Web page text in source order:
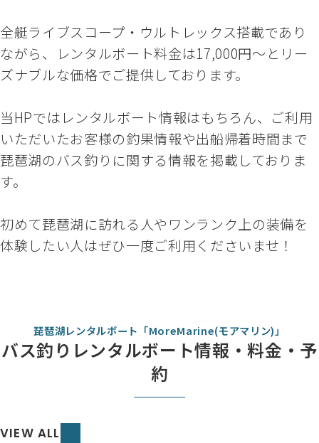
全艇ライブスコープ・ウルトレックス搭載であり
ながら、レンタルボート料金は17,000円～とリー
ズナブルな価格でご提供しております。
当HPではレンタルボート情報はもちろん、ご利用
いただいたお客様の釣果情報や出船帰着時間まで
琵琶湖のバス釣りに関する情報を掲載しておりま
す。
初めて琵琶湖に訪れる人やワンランク上の装備を
体験したい人はぜひ一度ご利用くださいませ！
琵琶湖レンタルボート「MoreMarine(モアマリン)」
バス釣りレンタルボート情報・料金・予
約
VIEW ALL